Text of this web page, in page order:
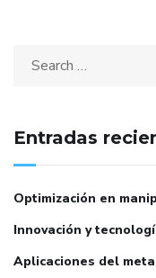
Entradas
Optimización en
Innovación y
Aplicaciones del